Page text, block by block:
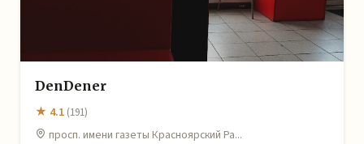
DenDener
★ 4.1 (191)
просп. имени газеты Красноярский Ра...